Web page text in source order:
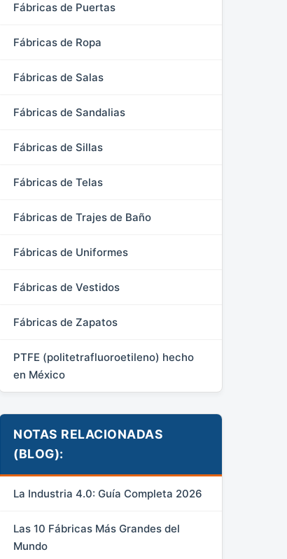
Fábricas de Puertas
Fábricas de Ropa
Fábricas de Salas
Fábricas de Sandalias
Fábricas de Sillas
Fábricas de Telas
Fábricas de Trajes de Baño
Fábricas de Uniformes
Fábricas de Vestidos
Fábricas de Zapatos
PTFE (politetrafluoroetileno) hecho
en México
NOTAS RELACIONADAS
(BLOG):
La Industria 4.0: Guía Completa 2026
Las 10 Fábricas Más Grandes del
Mundo